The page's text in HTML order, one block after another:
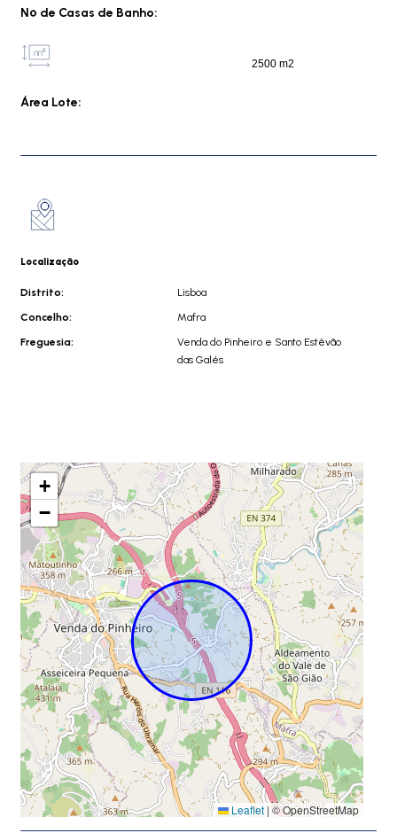
Nº de Casas de Banho:
Área Lote:
2500 m2
Localização
Distrito:
Lisboa
Concelho:
Mafra
Freguesia:
Venda do Pinheiro e Santo Estêvão
das Galés
+
−
Leaflet | © OpenStreetMap